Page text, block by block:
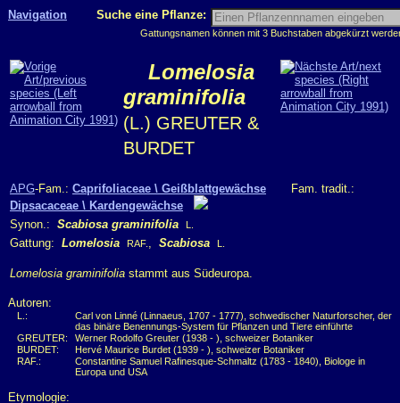
Navigation Suche eine Pflanze:
Gattungsnamen können mit 3 Buchstaben abgekürzt
Lomelosia
graminifolia
(L.) GREUTER &
BURDET
APG-Fam.: Caprifoliaceae \ Geißblattgewächse Fam. tradit.:
Dipsacaceae \ Kardengewächse
Synon.: Scabiosa graminifolia L.
Gattung: Lomelosia RAF. , Scabiosa L.
Lomelosia graminifolia stammt aus Südeuropa.
Autoren:
L.:
Carl von Linné (Linnaeus, 1707 - 1777), schwedischer Naturforscher, der
das binäre Benennungs-System für Pflanzen und Tiere einführte
GREUTER:
Werner Rodolfo Greuter (1938 - ), schweizer Botaniker
BURDET:
Hervé Maurice Burdet (1939 - ), schweizer Botaniker
RAF.:
Constantine Samuel Rafinesque-Schmaltz (1783 - 1840), Biologe in
Europa und USA
Etymologie: